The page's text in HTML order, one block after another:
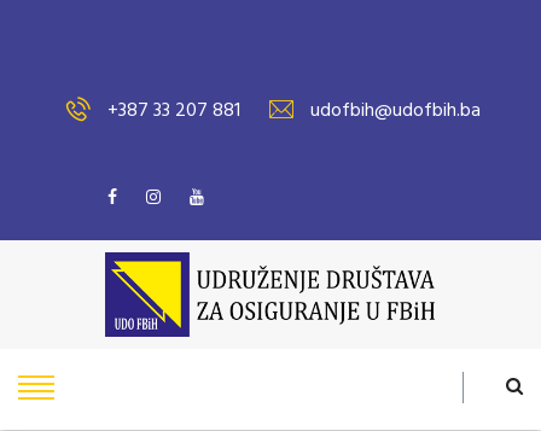
+387 33 207 881 udofbih@udofbih.ba